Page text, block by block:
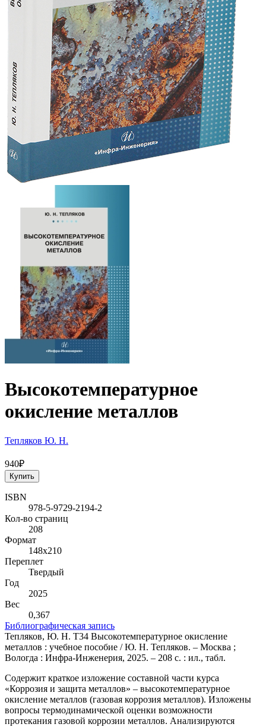
Высокотемпературное
окисление металлов
Тепляков Ю. Н.
940₽
Купить
ISBN
978-5-9729-2194-2
Кол-во страниц
208
Формат
148х210
Переплет
Твердый
Год
2025
Вес
0,367
Библиографическая запись
Тепляков, Ю. Н. Т34 Высокотемпературное окисление
металлов : учебное пособие / Ю. Н. Тепляков. – Москва ;
Вологда : Инфра-Инженерия, 2025. – 208 с. : ил., табл.
Содержит краткое изложение составной части курса
«Коррозия и защита металлов» – высокотемпературное
окисление металлов (газовая коррозия металлов). Изложены
вопросы термодинамической оценки возможности
протекания газовой коррозии металлов. Анализируются